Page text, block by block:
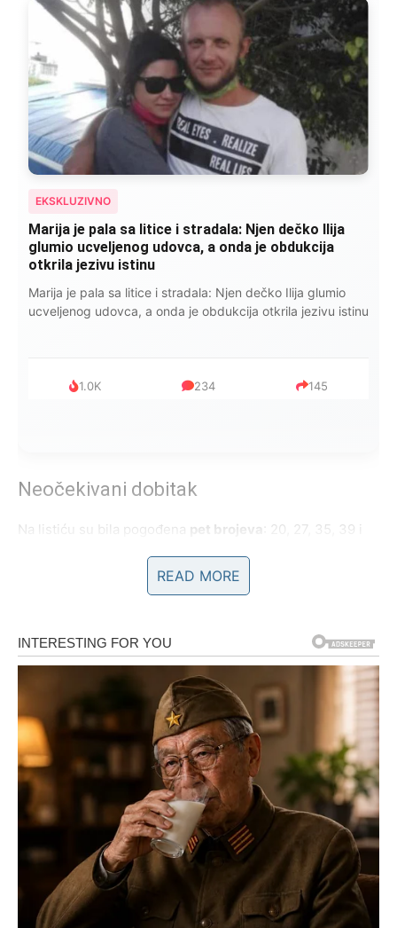
EKSKLUZIVNO
Kad se Marin suprug razbolio ona ga kupala,
pelene mu mijenjala: Jedno jutro je poslao po
čokoladu..
Kad se Marin suprug razbolio ona ga kupala, pelene mu
mijenjala: Jedno jutro je poslao po čokoladu..
999 321 234
Neočekivani dobitak
Na listiću su bila pogođena pet brojeva
: 20, 27, 35, 39 i
48. Nedostajale su samo dvije dodatne “sretne zvijezde”
(03 i 08) da bi osvojila jackpot. Ipak, pogodak je vrijedio
£18,403 (oko 20.000 €).
Liam je ispričao kako je u prvi mah skoro bacio listić:
“Nešto me kopkalo, pa sam ga skenirao aplikacijom
Nacionalne lutrije. Kad je pokazalo da je dobitan, nisam
mogao vjerovati. Morao sam zvati službu za korisnike da
provjerim. Kada su mi potvrdili, bio sam u šoku – osjećaj
je bio nadrealan, kao san.”
Posljednja želja majke
Liam planira da ovaj neočekivani dobitak iskoristi kao
kaparu za stan– nešto što mu je majka oduvijek željela
osigurati. Na taj način, kako kaže, novac će postati više od
dobitka –bit će ostvarenje njezine željei trajni
READ MORE